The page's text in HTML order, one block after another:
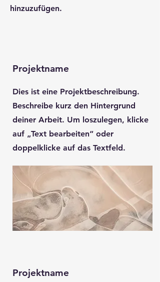
hinzuzufügen.
Projektname
Dies ist eine Projektbeschreibung.
Beschreibe kurz den Hintergrund
deiner Arbeit. Um loszulegen, klicke
auf „Text bearbeiten“ oder
doppelklicke auf das Textfeld.
Projektname